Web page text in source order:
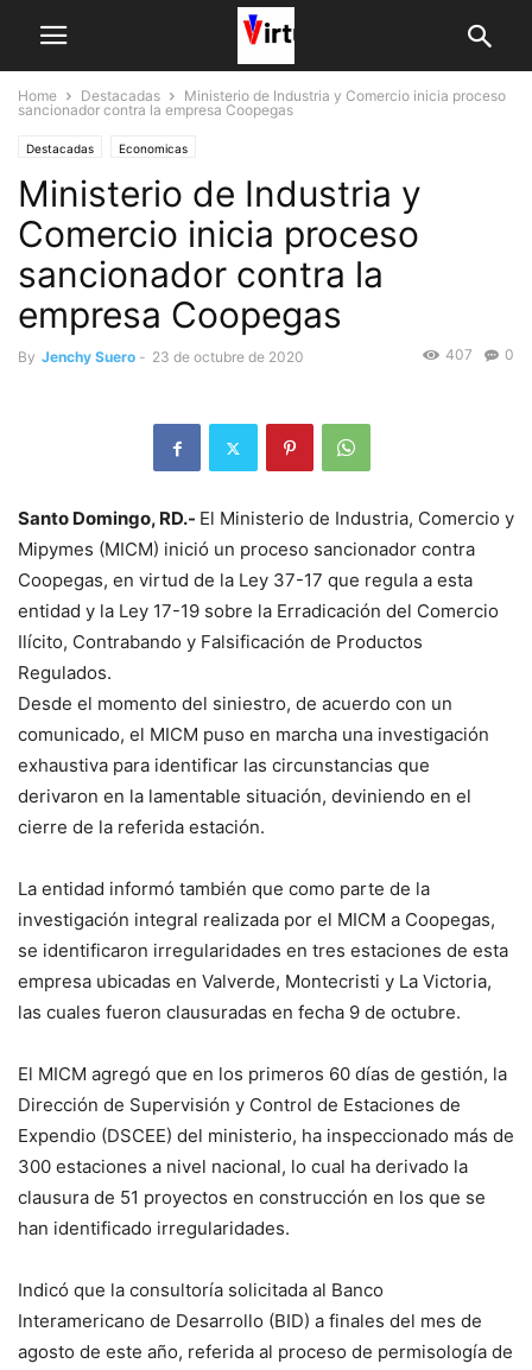
Home Destacadas
Ministerio de Industria y Comercio inicia proceso
sancionador contra la empresa Coopegas
Destacadas Economicas
Ministerio de Industria y
Comercio inicia proceso
sancionador contra la
empresa Coopegas
By Jenchy Suero - 23 de octubre de 2020 0
407
Santo Domingo, RD.- El Ministerio de Industria, Comercio y
Mipymes (MICM) inició un proceso sancionador contra
Coopegas, en virtud de la Ley 37-17 que regula a esta
entidad y la Ley 17-19 sobre la Erradicación del Comercio
Ilícito, Contrabando y Falsificación de Productos
Regulados.
Desde el momento del siniestro, de acuerdo con un
comunicado, el MICM puso en marcha una investigación
exhaustiva para identificar las circunstancias que
derivaron en la lamentable situación, deviniendo en el
cierre de la referida estación.
La entidad informó también que como parte de la
investigación integral realizada por el MICM a Coopegas,
se identificaron irregularidades en tres estaciones de esta
empresa ubicadas en Valverde, Montecristi y La Victoria,
las cuales fueron clausuradas en fecha 9 de octubre.
El MICM agregó que en los primeros 60 días de gestión, la
Dirección de Supervisión y Control de Estaciones de
Expendio (DSCEE) del ministerio, ha inspeccionado más de
300 estaciones a nivel nacional, lo cual ha derivado la
clausura de 51 proyectos en construcción en los que se
han identificado irregularidades.
Indicó que la consultoría solicitada al Banco
Interamericano de Desarrollo (BID) a finales del mes de
agosto de este año, referida al proceso de permisología de